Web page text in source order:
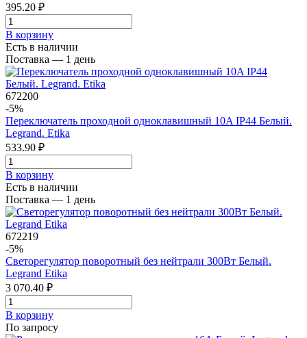
395.20 ₽
В корзинy
Есть в наличии
Поставка — 1 день
672200
-5%
Переключатель проходной одноклавишный 10A IP44 Белый.
Legrand. Etika
533.90 ₽
В корзинy
Есть в наличии
Поставка — 1 день
672219
-5%
Светорегулятор поворотный без нейтрали 300Вт Белый.
Legrand Etika
3 070.40 ₽
В корзинy
По запросу